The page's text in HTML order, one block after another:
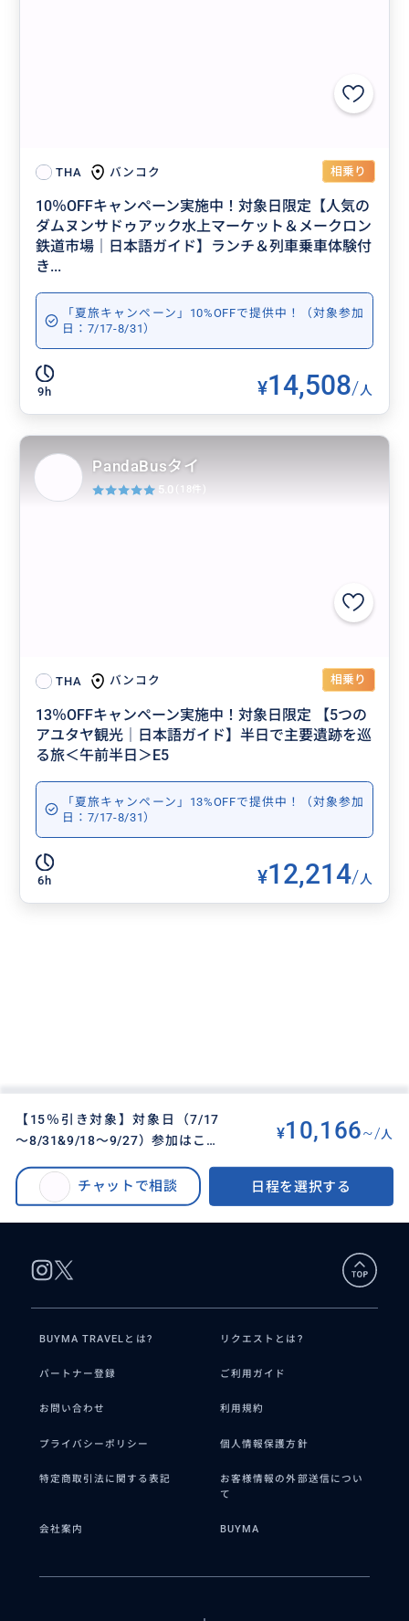
THA バンコク 相乗り
10％OFFキャンペーン実施中！対象日限定【人気の
ダムヌンサドゥアック水上マーケット＆メークロン
鉄道市場｜日本語ガイド】ランチ＆列車乗車体験付
き...
「夏旅キャンペーン」10%OFFで提供中！（対象参加
日：7/17-8/31）
9h ¥14,508/人
THA バンコク 相乗り
13％OFFキャンペーン実施中！対象日限定 【5つの
アユタヤ観光｜日本語ガイド】半日で主要遺跡を巡
る旅＜午前半日＞E5
「夏旅キャンペーン」13%OFFで提供中！（対象参加
日：7/17-8/31）
6h ¥12,214/人
PandaBusタイ
5.0 (18件)
【15％引き対象】対象日（7/17
～8/31&9/18～9/27）参加はこち
¥10,166~/人
チャットで相談 日程を選択する
15％OFFキャンペーン実施中！対象日限定【世界遺産アユタヤ遺跡観光｜日
本語ガイド】ゾウ乗り体験付き！＜午前半日＞ E2
BUYMA TRAVELとは? リクエストとは?
パートナー登録 ご利用ガイド
お問い合わせ 利用規約
プライバシーポリシー 個人情報保護方針
特定商取引法に関する表記
お客様情報の外部送信につい
て
会社案内 BUYMA